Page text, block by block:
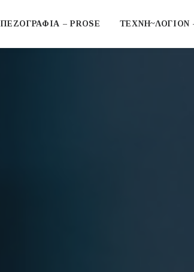
ΠΕΖΟΓΡΑΦΙΑ – PROSE ΤΕΧΝΗ~ΛΟΓΙΟΝ